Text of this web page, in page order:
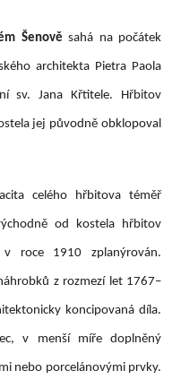
Šenově sahá na počátek
architekta Pietra Paola
sv. Jana Křtitele. Hřbitov
jej původně obklopoval
celého hřbitova téměř
od kostela hřbitov
roce 1910 zplanýrován.
z rozmezí let 1767–
koncipovaná díla.
v menší míře doplněný
nebo porcelánovými prvky.